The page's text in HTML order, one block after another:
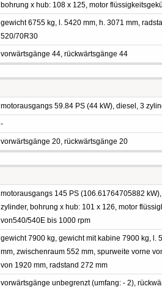
bohrung x hub: 108 x 125, motor
gewicht 6755 kg, l. 5420 mm, h. 3071 mm,
520/70R30
vorwärtsgänge 44, rückwärtsgänge 44
motorausgangs 59.84 PS (44 kW), diesel, 3
-
vorwärtsgänge 20, rückwärtsgänge 20
motorausgangs 145 PS (106.61764705882
zylinder, bohrung x hub: 101 x 126, motor
von540/540E bis 1000 rpm
gewicht 7900 kg, gewicht mit kabine 7900 kg, l.
mm, zwischenraum 552 mm, spurweite vorne
von 1920 mm, radstand 272 mm
vorwärtsgänge unbegrenzt (umfang: - 2),